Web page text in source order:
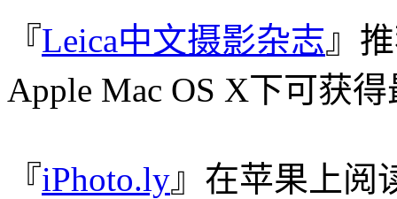
『Leica中文摄影杂志』
Apple Mac OS X下可获
『iPhoto.ly』在苹果上阅